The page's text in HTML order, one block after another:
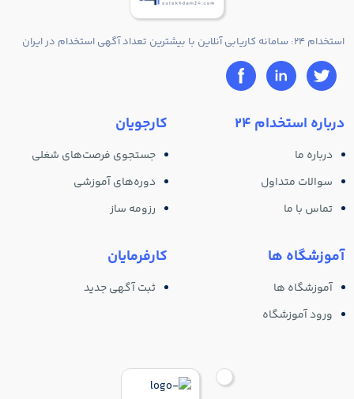
استخدام 24: سامانه کاریابی آنلاین با بیشترین تعداد آگهی استخدام در ایران
درباره استخدام 24
درباره ما
سوالات متداول
تماس با ما
آموزشگاه ها
آموزشگاه ها
ورود آموزشگاه
کارجویان
جستجوی فرصت‌های شغلی
دوره‌های آموزشی
رزومه ساز
کارفرمایان
ثبت آگهی جدید